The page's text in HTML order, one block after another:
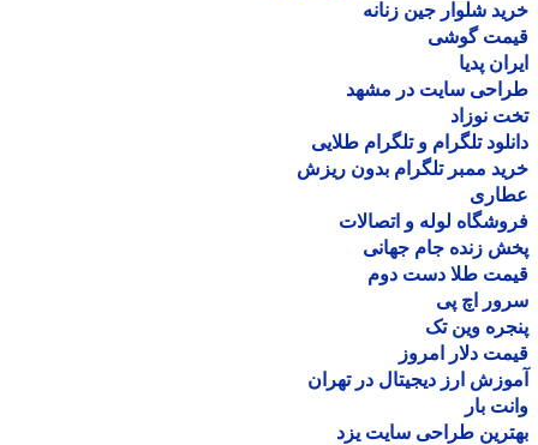
شلوار جین زنانه
گوشی
پدیا
سایت در مشهد
نوزاد
تلگرام و تلگرام طلایی
ممبر تلگرام بدون ریزش
لوله و اتصالات
زنده جام جهانی
طلا دست دوم
اچ پی
وین تک
دلار امروز
ارز دیجیتال در تهران
بار
طراحی سایت یزد